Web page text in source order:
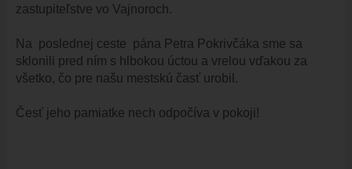
VAJNORSKÉ PRODUKTY
ŠPORT
FK VAJNORY
ŠK VAJNORY
zastupiteľstve vo Vajnoroch.
Na poslednej ceste pána Petra Pokrivčáka sme sa
sklonili pred ním s hlbokou úctou a vrelou vďakou za
všetko, čo pre našu mestskú časť urobil.
Česť jeho pamiatke nech odpočíva v pokoji!